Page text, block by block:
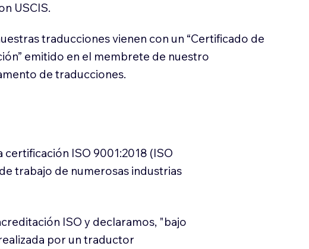
USCIS.
traducciones vienen con un “Certificado de
emitido en el membrete de nuestro
de traducciones.
ISO 9001:2018 (ISO
trabajo de numerosas industrias
ISO y declaramos, "bajo
por un traductor